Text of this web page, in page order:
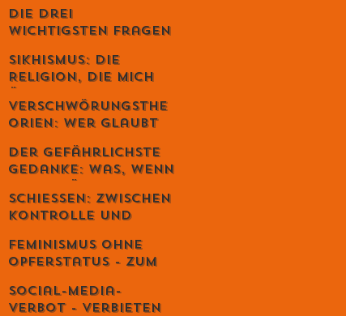
Die drei
wichtigsten Fragen
Sikhismus: Die
Religion, die mich
und die sich
erstaunlich
schweizerisch
anfühlt
Verschwörungsthe
orien: Wer glaubt
und warum du dich
dabei
wahrscheinlich
irrst
Der gefährlichste
Gedanke: Was, wenn
Der Schweizer Tom
Clancy im Gespräch
Schiessen: Zwischen
Kontrolle und
es wie Meditation
wirkt
Feminismus ohne
Opferstatus - Zum
Meta von Salis
Social-Media-
Verbot - Verbieten